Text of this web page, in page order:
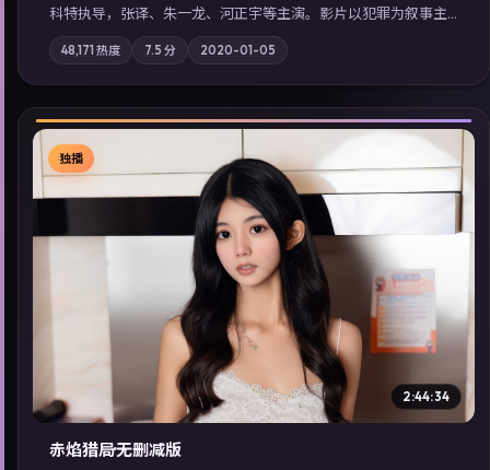
科特执导，张译、朱一龙、河正宇等主演。影片以犯罪为叙事主
轴，边境小镇的平静被一封匿名信彻底打破；摄影与配乐强化地
域气质；站内亦可通过「国产免费观看高清电视剧在线看」延展
检索同类型高分佳作，畅享高清在线追剧体验。
48,171热度 7.5 分 2020-01-05
▶
独播
2:44:34
赤焰猎局·无删减版